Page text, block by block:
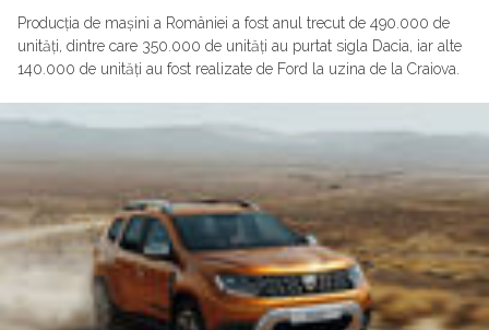
Producția de mașini a României a fost anul trecut de 490.000 de
unități, dintre care 350.000 de unități au purtat sigla Dacia, iar alte
140.000 de unități au fost realizate de Ford la uzina de la Craiova.